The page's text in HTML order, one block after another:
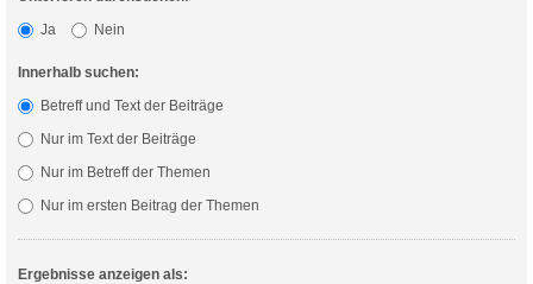
Ja
Nein
Innerhalb suchen:
Betreff und Text der Beiträge
Nur im Text der Beiträge
Nur im Betreff der Themen
Nur im ersten Beitrag der Themen
Ergebnisse anzeigen als: